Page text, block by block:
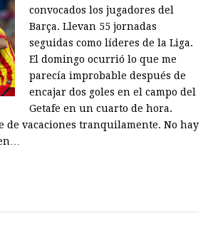
convocados los jugadores del
Barça. Llevan 55 jornadas
seguidas como líderes de la Liga.
El domingo ocurrió lo que me
parecía improbable después de
encajar dos goles en el campo del
Getafe en un cuarto de hora.
de vacaciones tranquilamente. No hay